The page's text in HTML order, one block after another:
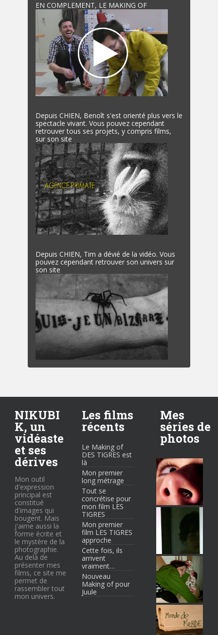
EN COMPLEMENT, LE MAKING OF
Depuis CHIEN, Benoît s'est orienté plus vers le
spectacle vivant. Vous pouvez cependant
retrouver tous ses projets, y compris films,
sur son site
Depuis CHIEN, Tim a dévié de la vidéo. Vous
pouvez cependant retrouver son univers sur
son site
NIKUBI
K, un
vidéaste
et ses
dérives
Mon outil
d'expression
principal est
constitué
d'images qui
bougent. Mais
j'aime aussi la
forme écrite et
le mystère de la
photographie.
Au delà de
présenter mes
films, ce site me
permet de
rassembler tout
mon univers.
Les films
récents
Le Making of
DES TIGRES est
là
Mon premier
long métrage
Tout se
concrétise pour
mon film LES
TIGRES
Mon premier
film LES TIGRES
approche
Cette fois, ils
arrivent
vraiment…
Nouveau
Making of pour
Juule
Mes
séries de
photos